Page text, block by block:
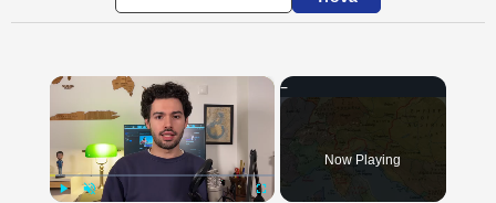
×
Now Playing